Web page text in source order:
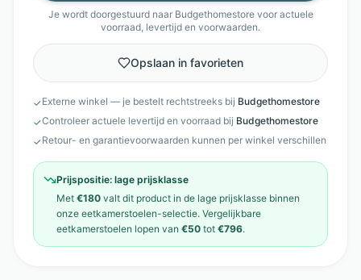
Je wordt doorgestuurd naar Budgethomestorevoor actuele
voorraad, levertijd en voorwaarden.
Opslaan in favorieten
✓Externe winkel — je bestelt rechtstreeks bij Budgethomestore
✓Controleer actuele levertijd en voorraad bij Budgethomestore
✓Retour- en garantievoorwaarden kunnen per winkel verschillen
Prijspositie: lage prijsklasse
Met €180 valt dit product in de lage prijsklasse binnen
onze eetkamerstoelen-selectie. Vergelijkbare
eetkamerstoelen lopen van €50 tot €796.